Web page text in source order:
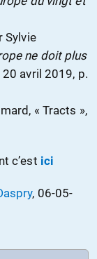
Sylvie
ne doit plus
20 avril 2019, p.
« Tracts »,
c’est ici
, 06-05-